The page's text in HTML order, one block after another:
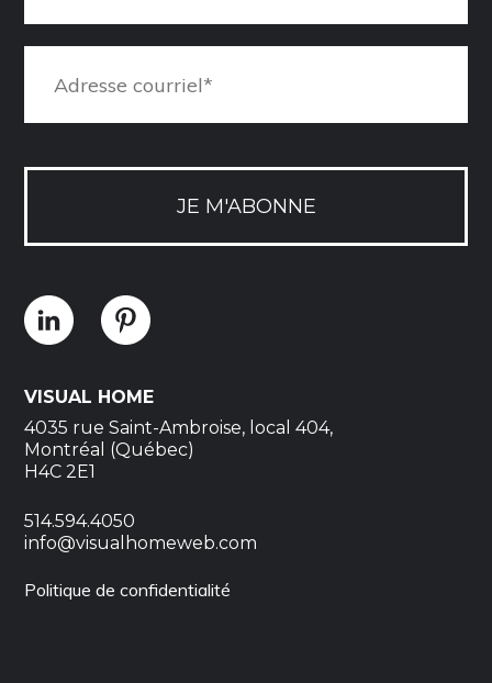
JE M'ABONNE
VISUAL HOME
4035 rue Saint-Ambroise, local 404,
Montréal (Québec)
H4C 2E1
514.594.4050
info@visualhomeweb.com
Politique de confidentialité